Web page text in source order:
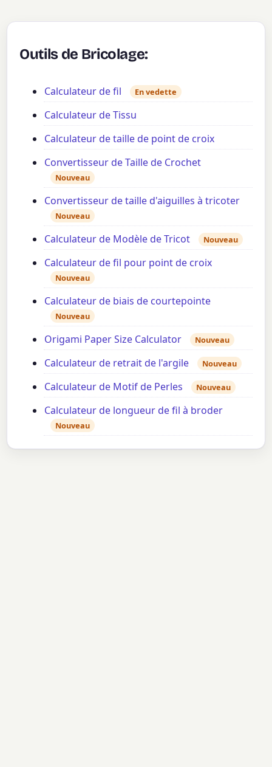
Outils de Bricolage:
Calculateur de fil En vedette
Calculateur de Tissu
Calculateur de taille de point de croix
Convertisseur de Taille de Crochet
Nouveau
Convertisseur de taille d'aiguilles à tricoter
Nouveau
Calculateur de Modèle de Tricot Nouveau
Calculateur de fil pour point de croix
Nouveau
Calculateur de biais de courtepointe
Nouveau
Origami Paper Size Calculator Nouveau
Calculateur de retrait de l'argile Nouveau
Calculateur de Motif de Perles Nouveau
Calculateur de longueur de fil à broder
Nouveau